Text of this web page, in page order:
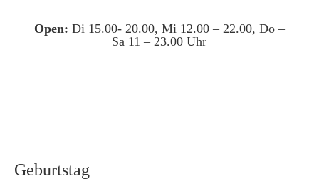
Open: Di 15.00- 20.00, Mi 12.00 – 22.00, Do –
Sa 11 – 23.00 Uhr
Geburtstag